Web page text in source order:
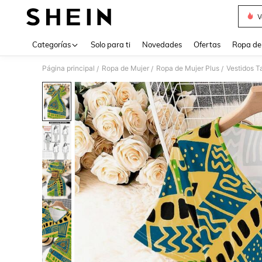
Categorías Solo para ti Novedades Ofertas Ropa
Página principal / Ropa de Mujer / Ropa de Mujer Plus / Vestidos